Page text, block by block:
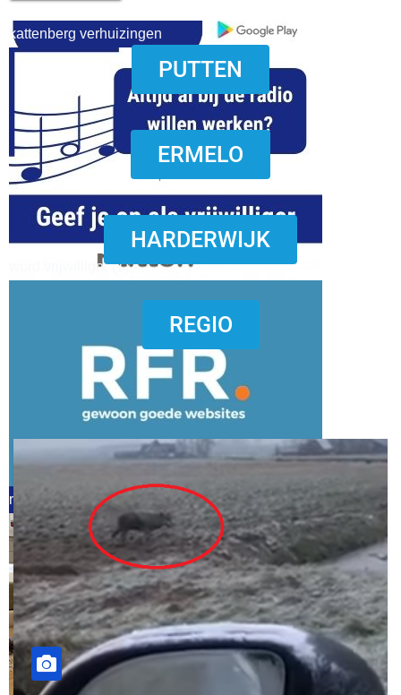
download onzze App
word vrijwilliger (1)
kattenberg verhuizingen
word vrijwilliger (1)
refreshed webdesign putten
PUTTEN
ERMELO
HARDERWIJK
REGIO